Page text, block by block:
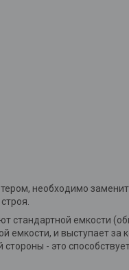
необходимо
стандартной емкости
емкости, и выступает за
- это